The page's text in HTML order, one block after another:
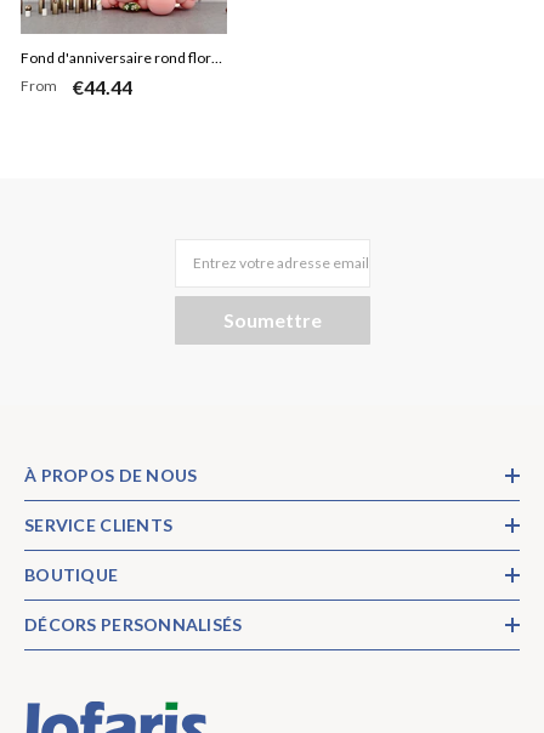
Fond d'anniversaire rond floral
de dinosaure de paillettes d'or
From €44.44
Entrez votre adresse email
Soumettre
À PROPOS DE NOUS
SERVICE CLIENTS
BOUTIQUE
DÉCORS PERSONNALISÉS